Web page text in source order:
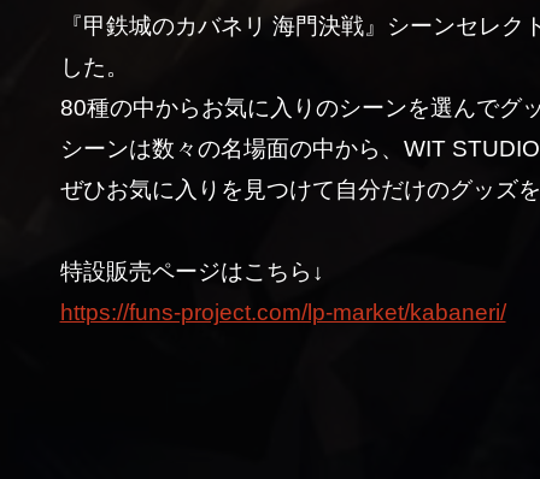
『甲鉄城のカバネリ 海門決戦』シーンセレ
した。
80種の中からお気に入りのシーンを選んでグ
シーンは数々の名場面の中から、WIT
ぜひお気に入りを見つけて自分だけのグッズ
特設販売ページはこちら↓
https://funs-project.com/lp-market/kabaneri/